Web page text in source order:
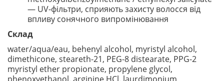
— UV-фільтри, сприяють захисту волосся від
впливу сонячного випромінювання
Склад
water/aqua/eau, behenyl alcohol, myristyl alcohol,
dimethicone, steareth-21, PEG-8 distearate, PPG-2
myristyl ether propionate, propylene glycol,